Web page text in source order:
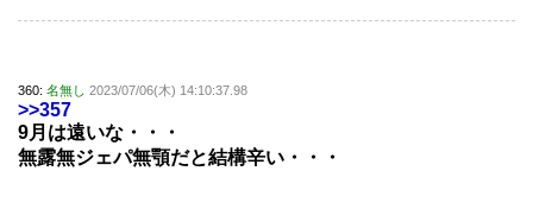
360: 名無し 2023/07/06(木) 14:10:37.98
>>357
9月は遠いな・・・
無露無ジェパ無顎だと結構辛い・・・